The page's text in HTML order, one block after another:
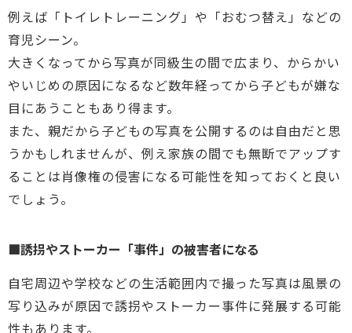
例えば「トイレトレーニング」や「おむつ替え」などの
育児シーン。
大きくなってから写真が同級生の間で広まり、からかい
やいじめの原因になるなど数年経ってから子どもが嫌な
目にあうこともあり得ます。
また、親だから子どもの写真を公開するのは自由だと思
うかもしれませんが、例え家族の間でも無断でアップす
ることは肖像権の侵害になる可能性を知っておくと良い
でしょう。
■誘拐やストーカー「事件」の被害者になる
自宅周辺や学校などの生活範囲内で撮った写真は風景の
写り込みが原因で誘拐やストーカー事件に発展する可能
性もあります。